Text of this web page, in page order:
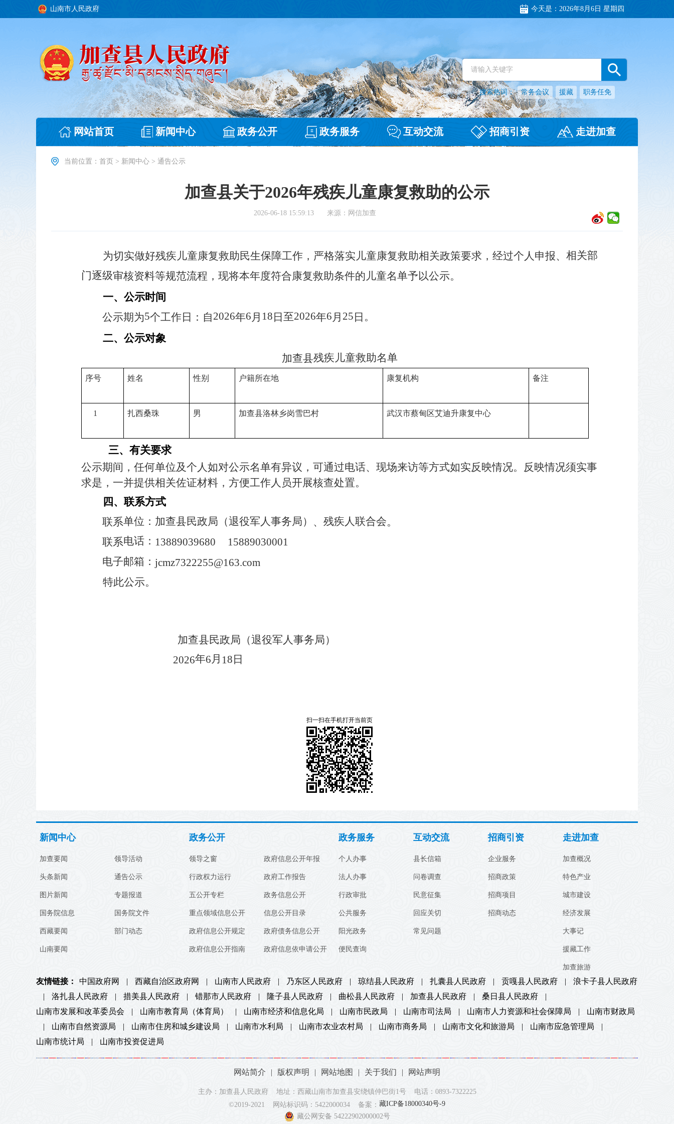
山南市人民政府 今天是： 2026年8月6日 星期四
搜索热词： 常务会议 援藏 职务任免
网站首页 新闻中心 政务公开 政务服务 互动交流 招商引资 走进加查
当前位置： 首页 > 新闻中心 > 通告公示
加查县关于2026年残疾儿童康复救助的公示
2026-06-18 15:59:13 来源：网信加查
为切实做好残疾儿童康复救助民生保障工作，严格落实儿童康复救助相关政策要求，经过个人申报、 相关部
门逐级审核资料等规范流程，现将本年度符合康复救助条件的儿童名单予以公示。
一、公示时间
公示期为5个工作日：自2026年6月 18 日 至2026年6月 25 日 。
二、公示对象
加查县残疾 儿童救助名单
序号 姓名 性别 户籍所在地 康复机构 备注
1 扎西桑珠 男 加查县洛林乡岗雪巴村 武汉市蔡甸区艾迪升康复中心
三、有关要求
公示期间，任何单位及个人如对公示名单有异议，可通过电话、现场来访等方式如实反映情况。 反映情况须实事
求是，一并提供相关佐证材料，方便工作人员开展核查处置。
四、联系方式
联系单位：加查县民政局（退役军人事务局） 、 残疾人联合会。
联系电话： 13889039680
15889030001
电子邮箱： jcmz7322255@163.com
特此公示。
加查县民政局（退役军人事务局）
2026年6 月 18 日
扫一扫在手机打开当前页
新闻中心
加查要闻
头条新闻
图片新闻
国务院信息
西藏要闻
山南要闻
领导活动
通告公示
专题报道
国务院文件
部门动态
政务公开
领导之窗
行政权力运行
五公开专栏
重点领域信息公开
政府信息公开规定
政府信息公开指南
政府信息公开年报
政府工作报告
政务信息公开
信息公开目录
政府债务信息公开
政府信息依申请公开
政务服务
个人办事
法人办事
行政审批
公共服务
阳光政务
便民查询
互动交流
县长信箱
问卷调查
民意征集
回应关切
常见问题
招商引资
企业服务
招商政策
招商项目
招商动态
走进加查
加查概况
特色产业
城市建设
经济发展
大事记
援藏工作
加查旅游
友情链接： 中国政府网 | 西藏自治区政府网 | 山南市人民政府 | 乃东区人民政府 | 琼结县人民政府 | 扎囊县人民政府 | 贡嘎县人民政府 |
浪卡子县人民政府
|
洛扎县人民政府 | 措美县人民政府 | 错那市人民政府 | 隆子县人民政府 | 曲松县人民政府 | 加查县人民政府 | 桑日县人民政府
|
山南市发展和改革委员会
| 山南市教育局（体育局） | 山南市经济和信息化局 | 山南市民政局 | 山南市司法局 | 山南市人力资源和社会保障局 |
山南市财政局
|
山南市自然资源局 | 山南市住房和城乡建设局 | 山南市水利局 | 山南市农业农村局 | 山南市商务局 | 山南市文化和旅游局 | 山南市应急管理局
|
山南市统计局
| 山南市投资促进局
网站简介 | 版权声明 | 网站地图 | 关于我们 | 网站声明
主办：加查县人民政府 地址：西藏山南市加查县安绕镇仲巴街1号 电话：0893-7322225
©2019-2021 网站标识码：5422000034 备案： 藏ICP备18000340号-9
藏公网安备 54222902000002号